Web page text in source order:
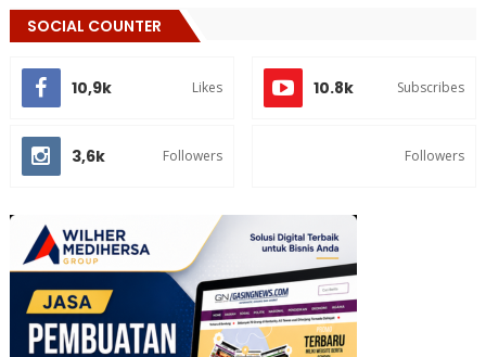
SOCIAL COUNTER
10,9k Likes 10.8k Subscribes
3,6k Followers Followers